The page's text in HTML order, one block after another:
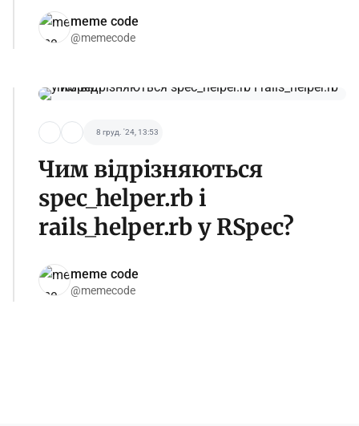
meme code
@memecode
8 груд. '24, 13:53
Чим відрізняються
spec_helper.rb і
rails_helper.rb у RSpec?
meme code
@memecode